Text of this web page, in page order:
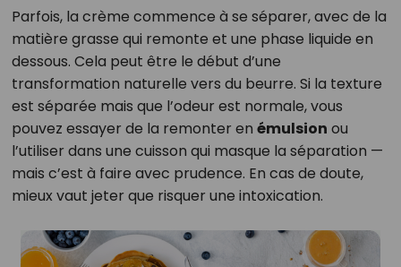
Parfois, la crème commence à se séparer, avec de la
matière grasse qui remonte et une phase liquide en
dessous. Cela peut être le début d’une
transformation naturelle vers du beurre. Si la texture
est séparée mais que l’odeur est normale, vous
pouvez essayer de la remonter en émulsion ou
l’utiliser dans une cuisson qui masque la séparation —
mais c’est à faire avec prudence. En cas de doute,
mieux vaut jeter que risquer une intoxication.